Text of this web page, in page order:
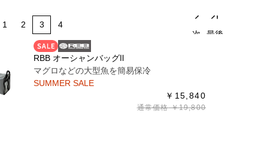
1 2 3
4
次
最後
RBB オーシャンバッグⅡ
マグロなどの大型魚を簡易保冷
SUMMER SALE
￥15,840
通常価格￥19,800